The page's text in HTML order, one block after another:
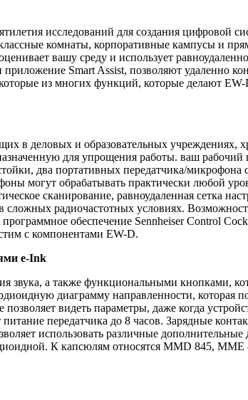
исследований для создания цифровой
комнаты, корпоративные кампусы и
вашу среду и использует
Smart Assist, позволяют удаленно
из многих функций, которые делают
в деловых и образовательных учреждениях,
для упрощения работы. ваш рабочий
два портативных передатчика/
могут обрабатывать практически любой
сканирование, равноудаленная сетка
сложных радиочастотных условиях.
обеспечение Sennheiser Control
с компонентами EW-D.
e-Ink
а также функциональными кнопками,
диаграмму направленности, которая
видеть параметры, даже когда
передатчика до 8 часов. Зарядные
использовать различные
К капсюлям относятся MMD 845,